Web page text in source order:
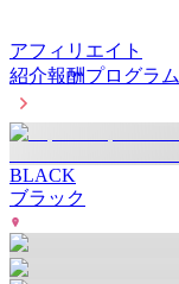
アフィリエイト
紹介報酬プログラム
BLACK
ブラック